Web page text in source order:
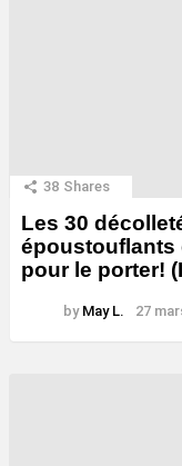
38 Shares
Les 30
époustouflants
pour le porter!
by May L. 27